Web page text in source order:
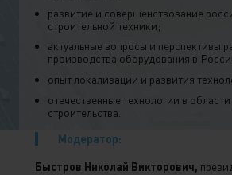
развитие и совершенствование
строительной техники;
актуальные вопросы и перспективы
производства оборудования в
опыт локализации и развития
отечественные технологии в
строительства.
Модератор:
Быстров Николай Викторович,